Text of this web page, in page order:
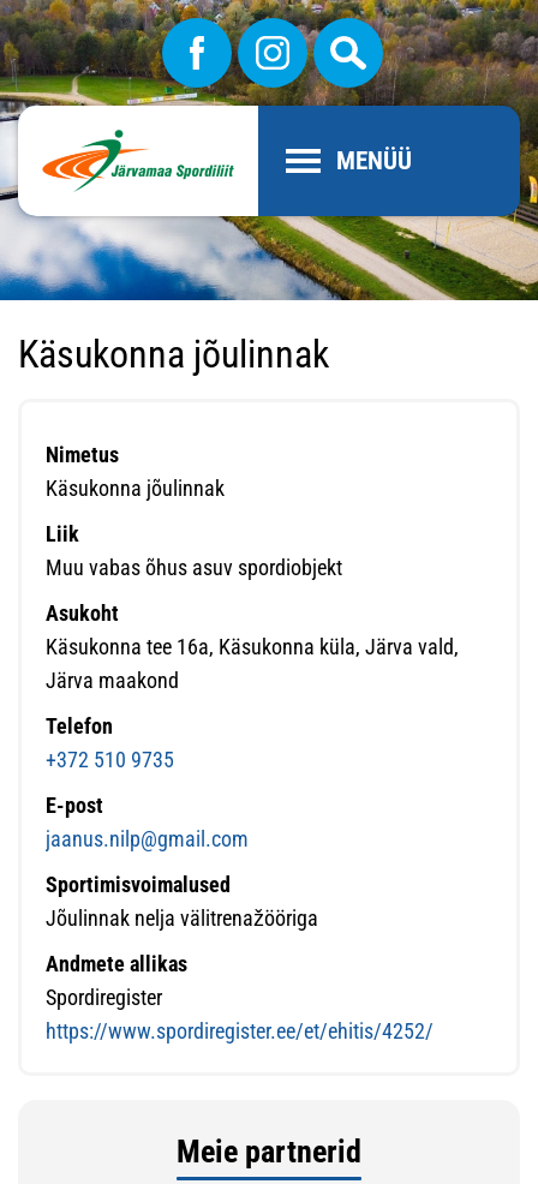
MENÜÜ
Käsukonna jõulinnak
Nimetus
Käsukonna jõulinnak
Liik
Muu vabas õhus asuv spordiobjekt
Asukoht
Käsukonna tee 16a, Käsukonna küla, Järva vald,
Järva maakond
Telefon
+372 510 9735
E-post
jaanus.nilp@gmail.com
Sportimisvoimalused
Jõulinnak nelja välitrenažööriga
Andmete allikas
Spordiregister
https://www.spordiregister.ee/et/ehitis/4252/
Meie partnerid